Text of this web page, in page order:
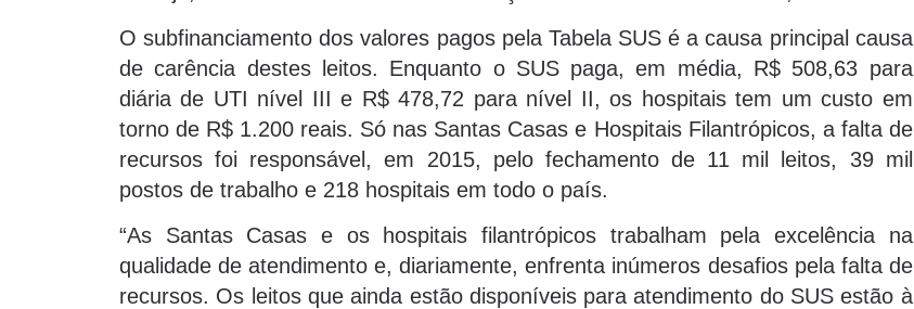
O subfinanciamento dos valores pagos pela Tabela SUS é a causa principal causa
de carência destes leitos. Enquanto o SUS paga, em média, R$ 508,63 para
diária de UTI nível III e R$ 478,72 para nível II, os hospitais tem um custo em
torno de R$ 1.200 reais. Só nas Santas Casas e Hospitais Filantrópicos, a falta de
recursos foi responsável, em 2015, pelo fechamento de 11 mil leitos, 39 mil
postos de trabalho e 218 hospitais em todo o país.
“As Santas Casas e os hospitais filantrópicos trabalham pela excelência na
qualidade de atendimento e, diariamente, enfrenta inúmeros desafios pela falta de
recursos. Os leitos que ainda estão disponíveis para atendimento do SUS estão à